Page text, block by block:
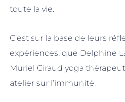
toute la vie.
C’est sur la base de leurs
expériences, que Delphine
Muriel Giraud yoga
atelier sur l’immunité.